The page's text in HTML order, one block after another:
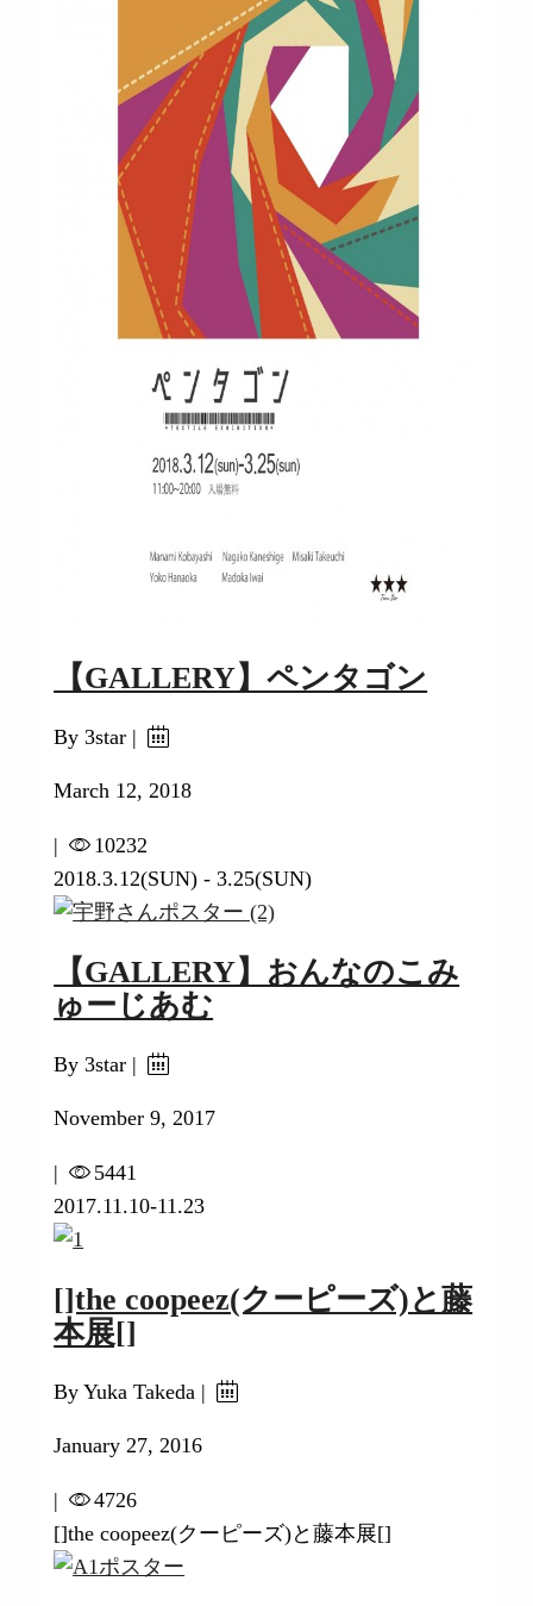
【GALLERY】ペンタゴン
By 3star |
March 12, 2018
|
10232
2018.3.12(SUN) - 3.25(SUN)
【GALLERY】おんなのこみ
ゅーじあむ
By 3star |
November 9, 2017
|
5441
2017.11.10-11.23
[]the coopeez(クーピーズ)と藤
本展[]
By Yuka Takeda |
January 27, 2016
|
4726
[]the coopeez(クーピーズ)と藤本展[]